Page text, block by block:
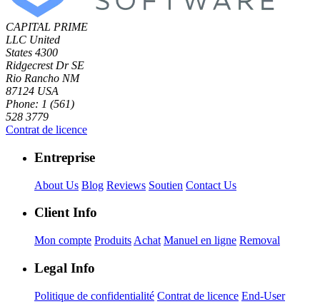
CAPITAL PRIME
LLC United
States 4300
Ridgecrest Dr SE
Rio Rancho NM
87124 USA
Phone: 1 (561)
528 3779
Contrat de licence
Entreprise
About Us Blog Reviews Soutien Contact Us
Client Info
Mon compte Produits Achat Manuel en ligne Removal
Legal Info
Politique de confidentialité Contrat de licence End-User